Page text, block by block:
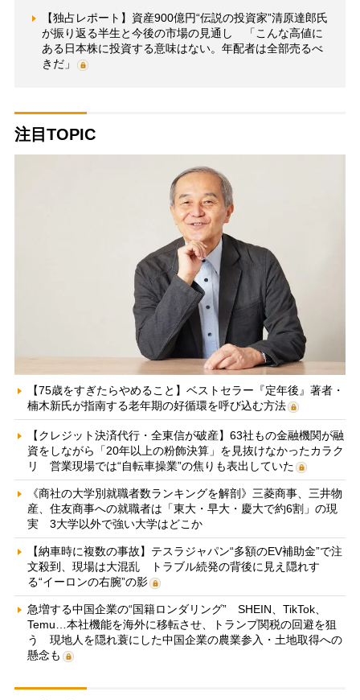
【独占レポート】資産900億円“伝説の投資家”清原達郎氏
が振り返る半生と今後の市場の見通し 「こんな高値に
ある日本株に投資する意味はない。年配者は全部売るべ
きだ」
注目TOPIC
【75歳をすぎたらやめること】ベストセラー『定年後』著者・
楠木新氏が指南する老年期の好循環を呼び込む方法
【クレジット決済代行・全東信が破産】63社もの金融機関が融
資をしながら「20年以上の粉飾決算」を見抜けなかったカラク
リ 営業現場では“自転車操業”の焦りも表出していた
《商社の大学別就職者数ランキングを解剖》三菱商事、三井物
産、住友商事への就職者は「東大・早大・慶大で約6割」の現
実 3大学以外で強い大学はどこか
【納車時に複数の事故】テスラジャパン“多額のEV補助金”で注
文殺到、現場は大混乱 トラブル続発の背後に見え隠れす
る“イーロンの右腕”の影
急増する中国企業の“国籍ロンダリング” SHEIN、TikTok、
Temu…本社機能を海外に移転させ、トランプ関税の回避を狙
う 現地人を隠れ蓑にした中国企業の農業参入・土地取得への
懸念も